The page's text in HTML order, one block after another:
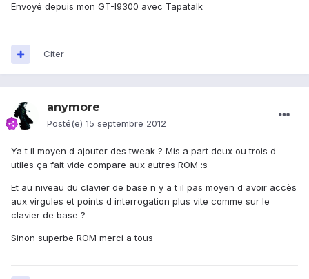
Envoyé depuis mon GT-I9300 avec Tapatalk
Citer
anymore
Posté(e) 15 septembre 2012
Ya t il moyen d ajouter des tweak ? Mis a part deux ou trois d
utiles ça fait vide compare aux autres ROM :s
Et au niveau du clavier de base n y a t il pas moyen d avoir accès
aux virgules et points d interrogation plus vite comme sur le
clavier de base ?
Sinon superbe ROM merci a tous